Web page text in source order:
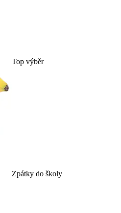
Top výběr
Zpátky do školy